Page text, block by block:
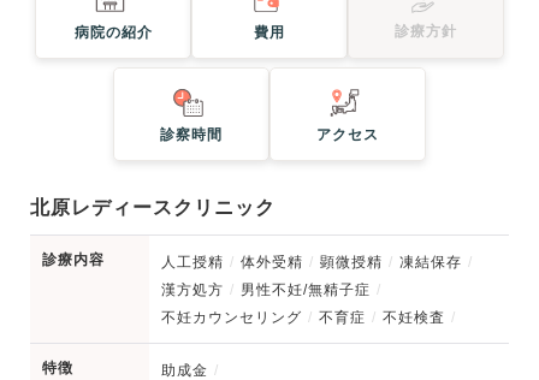
病院の紹介 費用 診療方針
診察時間 アクセス
北原レディースクリニック
診療内容 人工授精 体外受精 顕微授精
凍結保存
漢方処方
男性不妊/無精子症
不妊カウンセリング
不育症 不妊検査
特徴 助成金